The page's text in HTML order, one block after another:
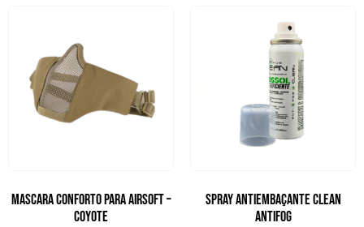
MASCARA CONFORTO PARA AIRSOFT –
Coyote
SPRAY ANTIEMBAÇANTE CLEAN
ANTIFOG